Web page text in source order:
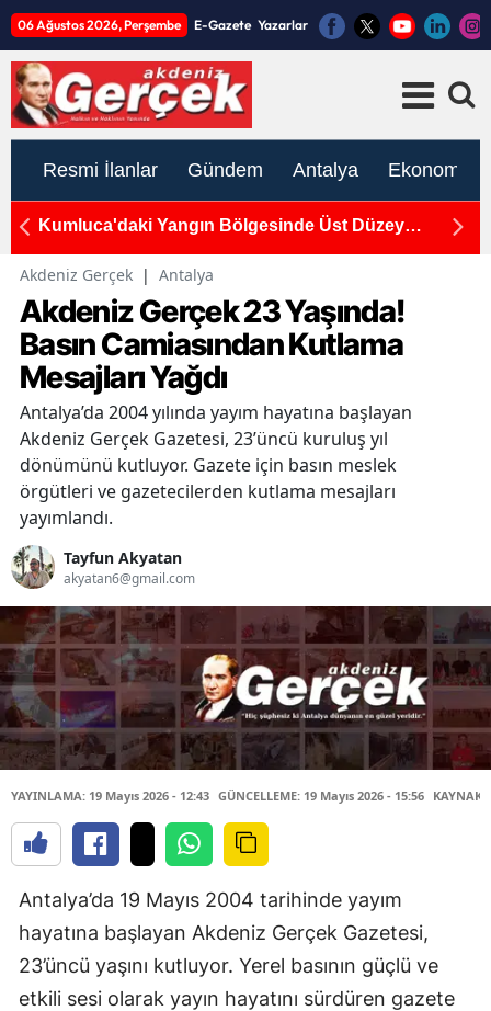
06 Ağustos 2026, Perşembe E-Gazete Yazarlar
Resmi İlanlar Gündem Antalya Ekonomi
Kumluca'daki Yangın Bölgesinde Üst Düzey
Akdeniz Gerçek | Antalya
Akdeniz Gerçek 23 Yaşında!
Basın Camiasından Kutlama
Mesajları Yağdı
Antalya’da 2004 yılında yayım hayatına başlayan
Akdeniz Gerçek Gazetesi, 23’üncü kuruluş yıl
dönümünü kutluyor. Gazete için basın meslek
örgütleri ve gazetecilerden kutlama mesajları
yayımlandı.
Tayfun Akyatan
akyatan6@gmail.com
YAYINLAMA: 19 Mayıs 2026 - 12:43 GÜNCELLEME: 19 Mayıs 2026 - 15:56
Antalya’da 19 Mayıs 2004 tarihinde yayım
hayatına başlayan Akdeniz Gerçek Gazetesi,
23’üncü yaşını kutluyor. Yerel basının güçlü ve
etkili sesi olarak yayın hayatını sürdüren gazete